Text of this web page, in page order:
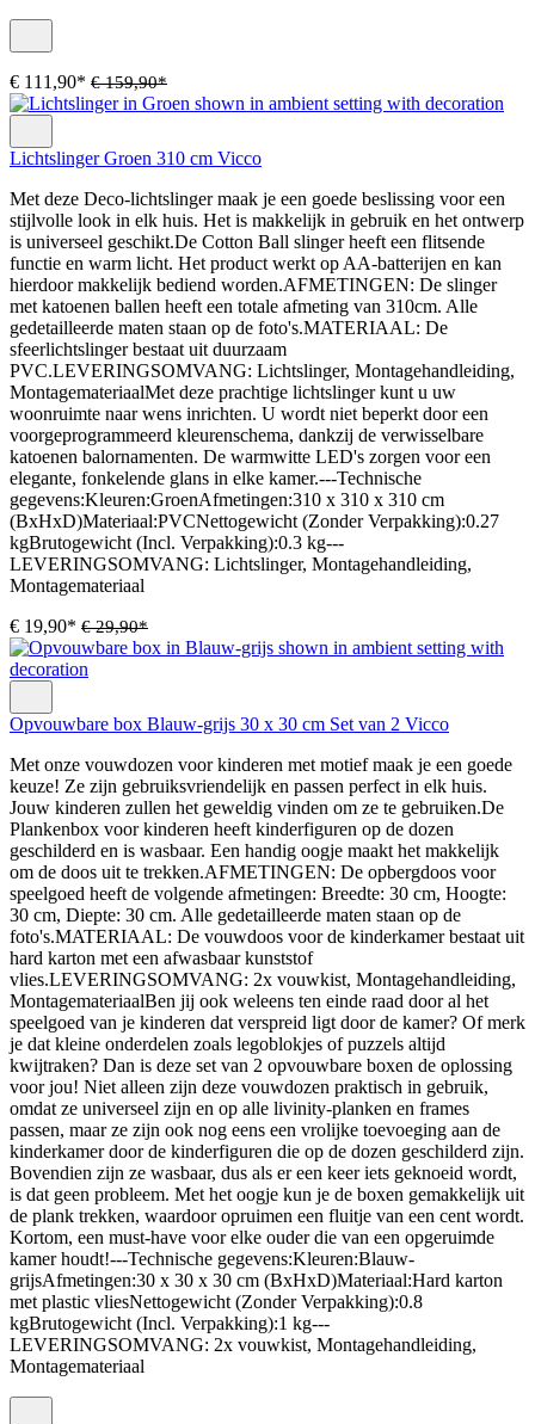
€ 111,90* € 159,90*
Lichtslinger Groen 310 cm Vicco
Met deze Deco-lichtslinger maak je een goede beslissing voor een
stijlvolle look in elk huis. Het is makkelijk in gebruik en het ontwerp
is universeel geschikt.De Cotton Ball slinger heeft een flitsende
functie en warm licht. Het product werkt op AA-batterijen en kan
hierdoor makkelijk bediend worden.AFMETINGEN: De slinger
met katoenen ballen heeft een totale afmeting van 310cm. Alle
gedetailleerde maten staan op de foto's.MATERIAAL: De
sfeerlichtslinger bestaat uit duurzaam
PVC.LEVERINGSOMVANG: Lichtslinger, Montagehandleiding,
MontagemateriaalMet deze prachtige lichtslinger kunt u uw
woonruimte naar wens inrichten. U wordt niet beperkt door een
voorgeprogrammeerd kleurenschema, dankzij de verwisselbare
katoenen balornamenten. De warmwitte LED's zorgen voor een
elegante, fonkelende glans in elke kamer.---Technische
gegevens:Kleuren:GroenAfmetingen:310 x 310 x 310 cm
(BxHxD)Materiaal:PVCNettogewicht (Zonder Verpakking):0.27
kgBrutogewicht (Incl. Verpakking):0.3 kg---
LEVERINGSOMVANG: Lichtslinger, Montagehandleiding,
Montagemateriaal
€ 19,90* € 29,90*
Opvouwbare box Blauw-grijs 30 x 30 cm Set van 2 Vicco
Met onze vouwdozen voor kinderen met motief maak je een goede
keuze! Ze zijn gebruiksvriendelijk en passen perfect in elk huis.
Jouw kinderen zullen het geweldig vinden om ze te gebruiken.De
Plankenbox voor kinderen heeft kinderfiguren op de dozen
geschilderd en is wasbaar. Een handig oogje maakt het makkelijk
om de doos uit te trekken.AFMETINGEN: De opbergdoos voor
speelgoed heeft de volgende afmetingen: Breedte: 30 cm, Hoogte:
30 cm, Diepte: 30 cm. Alle gedetailleerde maten staan op de
foto's.MATERIAAL: De vouwdoos voor de kinderkamer bestaat uit
hard karton met een afwasbaar kunststof
vlies.LEVERINGSOMVANG: 2x vouwkist, Montagehandleiding,
MontagemateriaalBen jij ook weleens ten einde raad door al het
speelgoed van je kinderen dat verspreid ligt door de kamer? Of merk
je dat kleine onderdelen zoals legoblokjes of puzzels altijd
kwijtraken? Dan is deze set van 2 opvouwbare boxen de oplossing
voor jou! Niet alleen zijn deze vouwdozen praktisch in gebruik,
omdat ze universeel zijn en op alle livinity-planken en frames
passen, maar ze zijn ook nog eens een vrolijke toevoeging aan de
kinderkamer door de kinderfiguren die op de dozen geschilderd zijn.
Bovendien zijn ze wasbaar, dus als er een keer iets geknoeid wordt,
is dat geen probleem. Met het oogje kun je de boxen gemakkelijk uit
de plank trekken, waardoor opruimen een fluitje van een cent wordt.
Kortom, een must-have voor elke ouder die van een opgeruimde
kamer houdt!---Technische gegevens:Kleuren:Blauw-
grijsAfmetingen:30 x 30 x 30 cm (BxHxD)Materiaal:Hard karton
met plastic vliesNettogewicht (Zonder Verpakking):0.8
kgBrutogewicht (Incl. Verpakking):1 kg---
LEVERINGSOMVANG: 2x vouwkist, Montagehandleiding,
Montagemateriaal